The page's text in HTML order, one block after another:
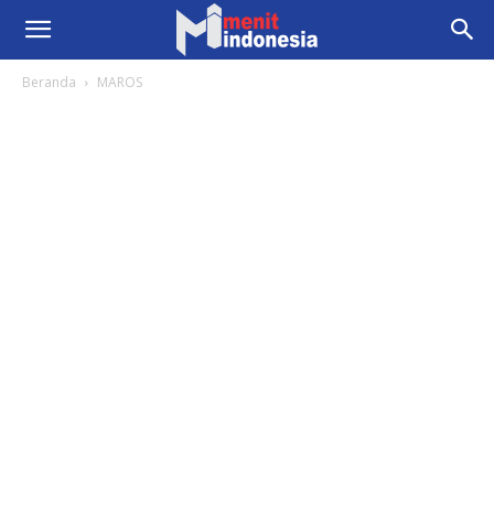
Beranda MAROS